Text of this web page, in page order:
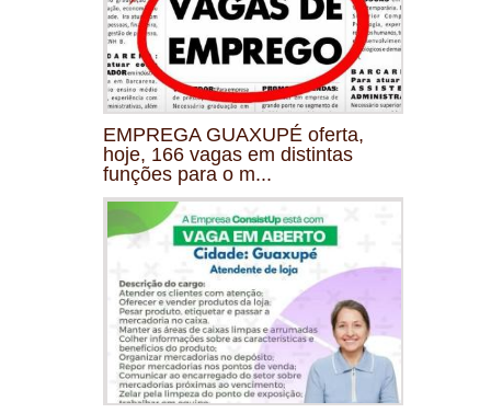
EMPREGA GUAXUPÉ oferta,
hoje, 166 vagas em distintas
funções para o m...